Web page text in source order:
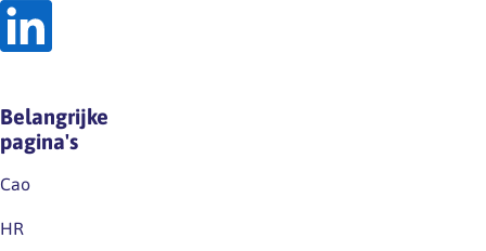
Belangrijke
pagina's
Cao
HR